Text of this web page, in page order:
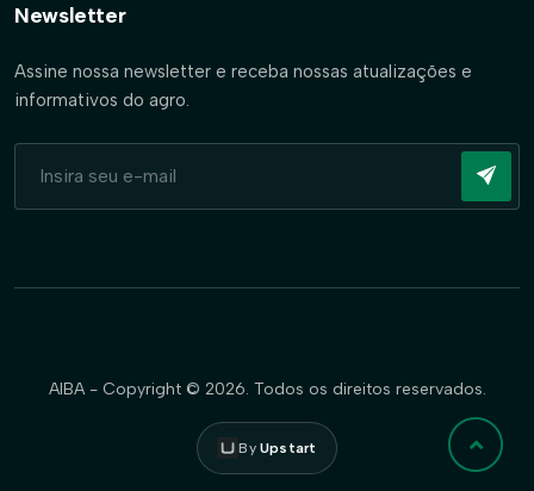
Newsletter
Assine nossa newsletter e receba nossas atualizações e
informativos do agro.
AIBA - Copyright © 2026. Todos os direitos reservados.
ByUpstart